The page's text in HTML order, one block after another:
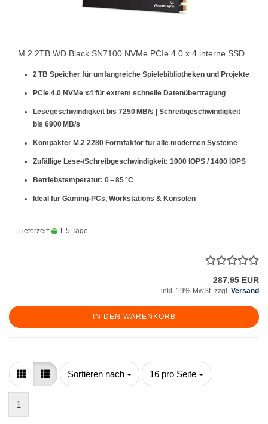
M.2 2TB WD Black SN7100 NVMe PCIe 4.0 x 4 interne SSD
2 TB Speicher für umfangreiche Spielebibliotheken und Projekte
PCIe 4.0 NVMe x4 für extrem schnelle Datenübertragung
Lesegeschwindigkeit bis 7250 MB/s | Schreibgeschwindigkeit
bis 6900 MB/s
Kompakter M.2 2280 Formfaktor für alle modernen Systeme
Zufällige Lese-/Schreibgeschwindigkeit: 1000 IOPS / 1400 IOPS
Betriebstemperatur: 0 – 85 °C
Ideal für Gaming-PCs, Workstations & Konsolen
Lieferzeit: 1-5 Tage
287,95 EUR
inkl. 19% MwSt. zzgl. Versand
IN DEN WARENKORB
Sortieren nach
Sortieren nach 16 pro Seite
pro Seite
1